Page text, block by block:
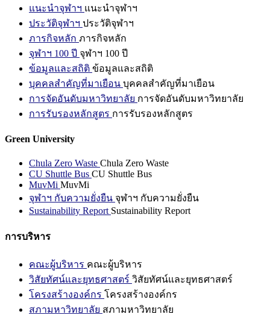
แนะนำจุฬาฯ แนะนำจุฬาฯ
ประวัติจุฬาฯ ประวัติจุฬาฯ
ภารกิจหลัก ภารกิจหลัก
จุฬาฯ 100 ปี จุฬาฯ 100 ปี
ข้อมูลและสถิติ ข้อมูลและสถิติ
บุคคลสำคัญที่มาเยือน บุคคลสำคัญที่มาเยือน
การจัดอันดับมหาวิทยาลัย การจัดอันดับมหาวิทยาลัย
การรับรองหลักสูตร การรับรองหลักสูตร
Green University
Chula Zero Waste Chula Zero Waste
CU Shuttle Bus CU Shuttle Bus
MuvMi MuvMi
จุฬาฯ กับความยั่งยืน จุฬาฯ กับความยั่งยืน
Sustainability Report Sustainability Report
การบริหาร
คณะผู้บริหาร คณะผู้บริหาร
วิสัยทัศน์และยุทธศาสตร์ วิสัยทัศน์และยุทธศาสตร์
โครงสร้างองค์กร โครงสร้างองค์กร
สภามหาวิทยาลัย สภามหาวิทยาลัย